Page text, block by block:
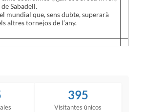
Sabadell.
mundial que, sens dubte, superarà
altres tornejos de l’any.
395
Visitantes únicos